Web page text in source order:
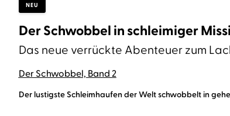
NEU
Der Schwobbel in schleimiger
Das neue verrückte Abenteuer zum
Der Schwobbel, Band 2
Der lustigste Schleimhaufen der Welt schwobbelt in